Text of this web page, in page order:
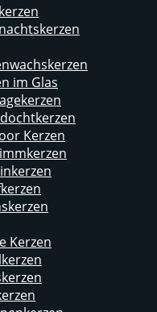
im Glas
Kerzen
Kerzen